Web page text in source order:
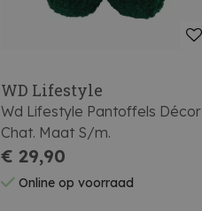
WD Lifestyle
Wd Lifestyle Pantoffels Décor
Chat. Maat S/m.
€ 29,90
Online op voorraad